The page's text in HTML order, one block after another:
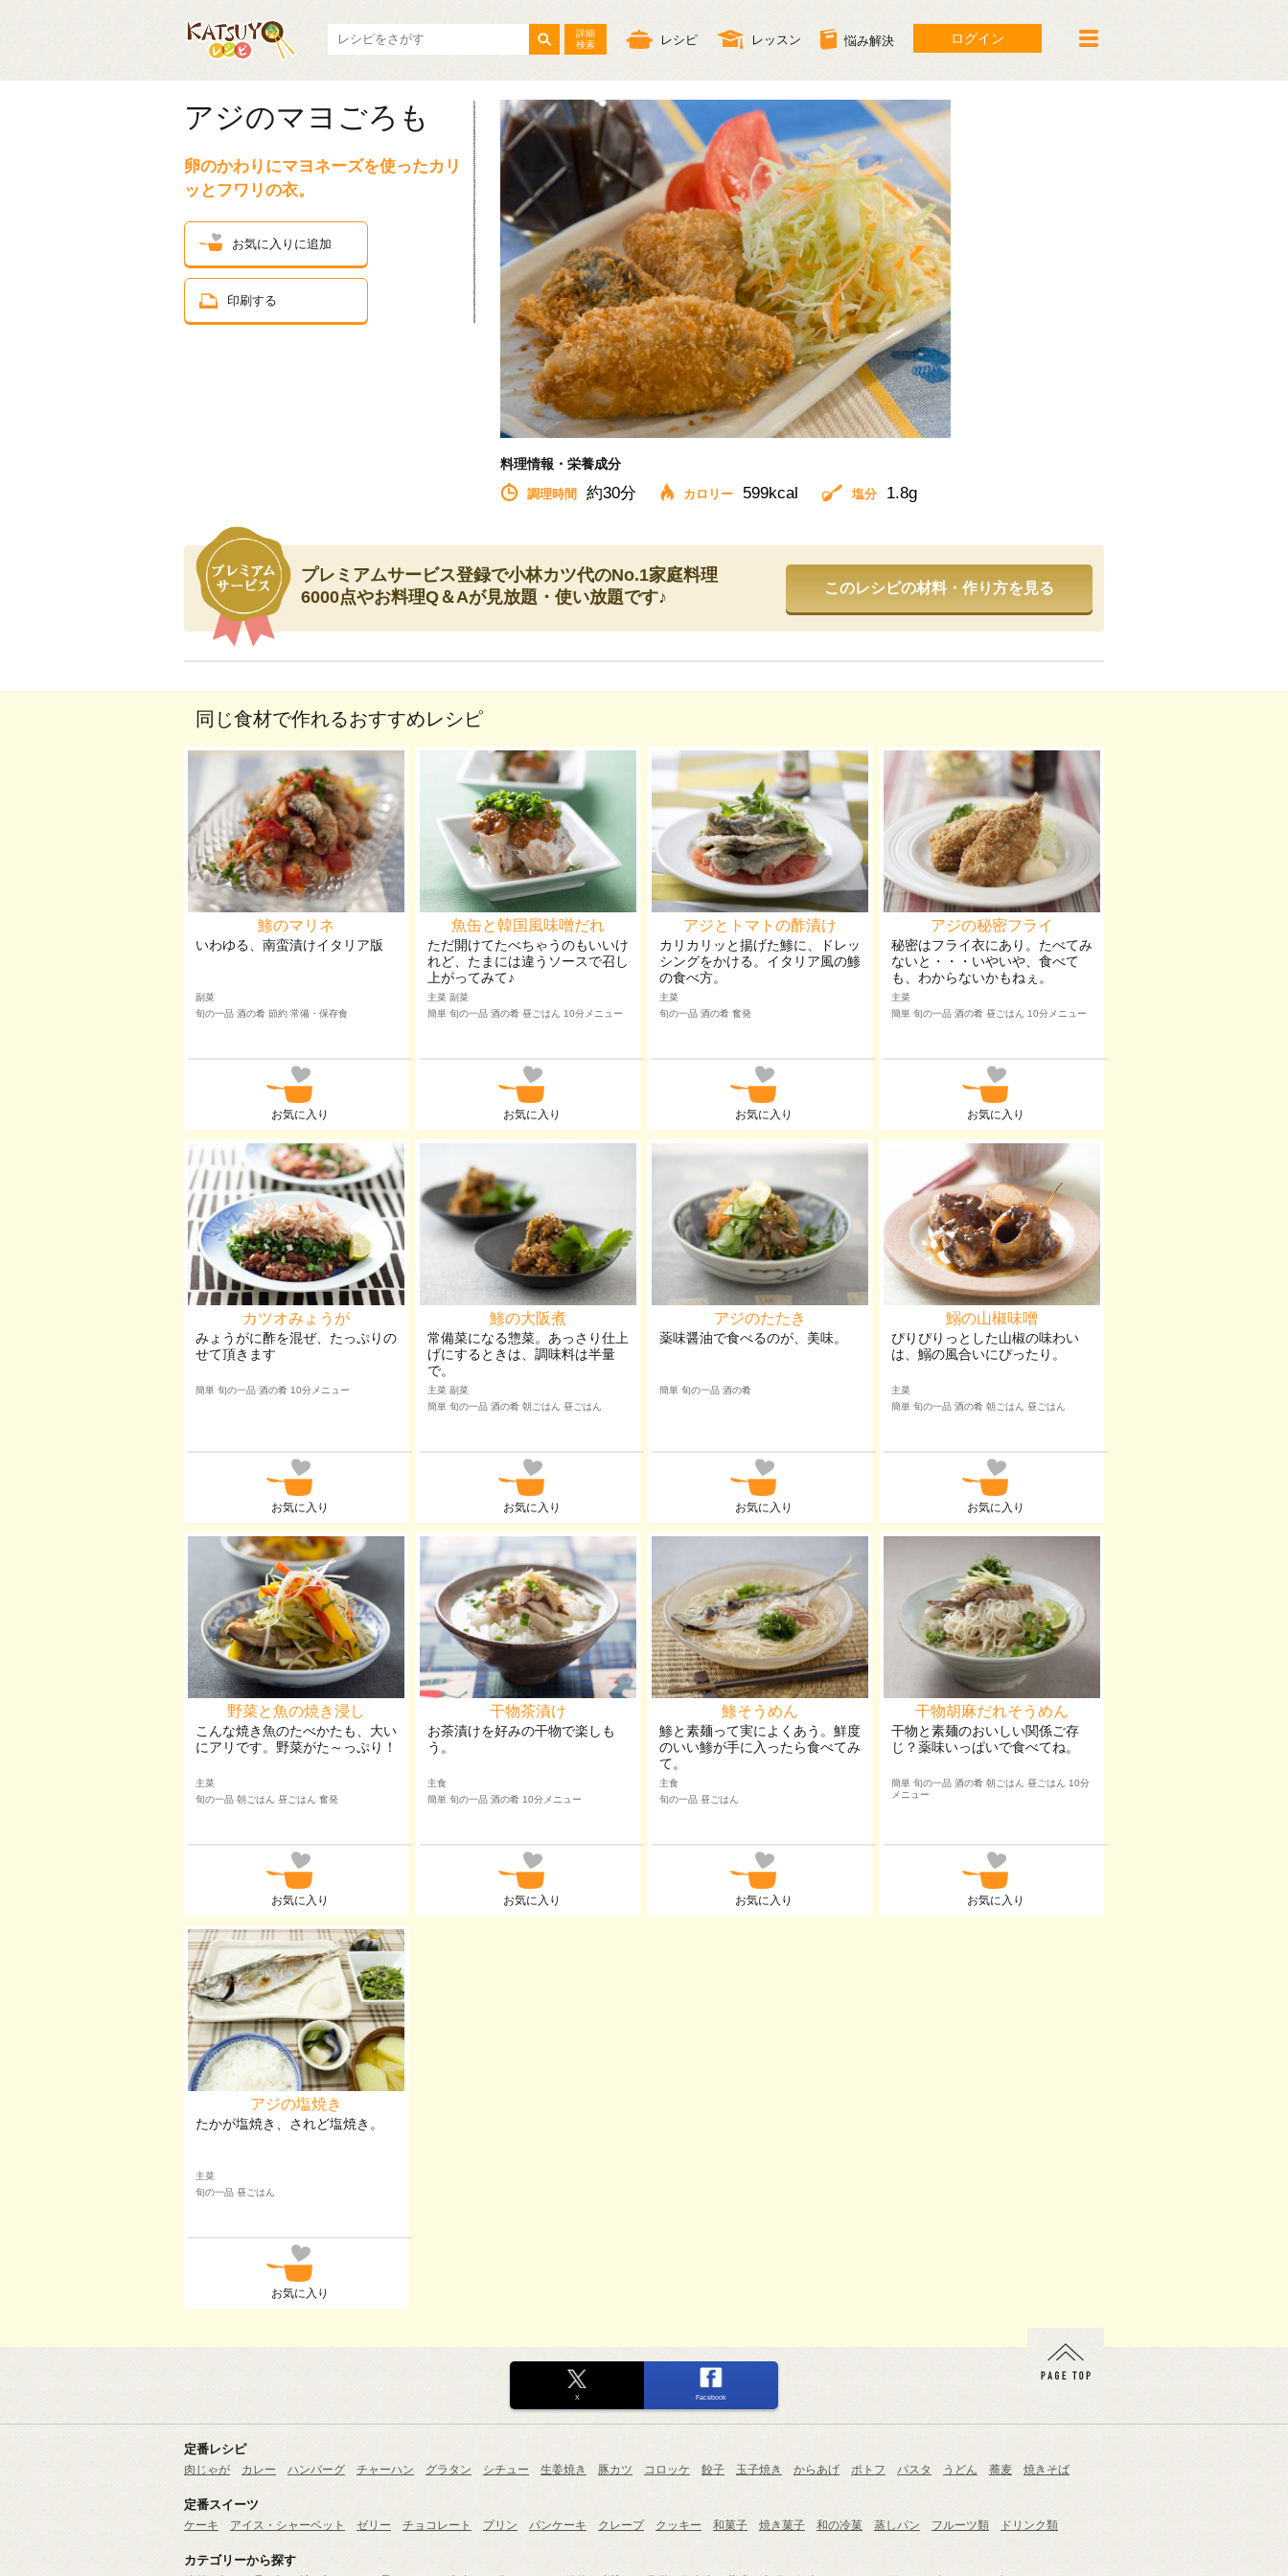
詳細
検索
レシピ レッスン 悩み解決 ログイン
アジのマヨごろも
卵のかわりにマヨネーズを使ったカリ
ッとフワリの衣。
お気に入りに追加
印刷する
料理情報・栄養成分
調理時間 約30分 カロリー 599kcal 塩分 1.8g
プレミアムサービス登録で小林カツ代のNo.1家庭料理
6000点やお料理Q＆Aが見放題・使い放題です♪
このレシピの材料・作り方を見る
同じ食材で作れるおすすめレシピ
鯵のマリネ
いわゆる、南蛮漬けイタリア版
副菜
旬の一品 酒の肴 節約 常備・保存食
お気に入り
魚缶と韓国風味噌だれ
ただ開けてたべちゃうのもいいけ
れど、たまには違うソースで召し
上がってみて♪
主菜 副菜
簡単 旬の一品 酒の肴 昼ごはん 10分メニュー
お気に入り
アジとトマトの酢漬け
カリカリッと揚げた鯵に、ドレッ
シングをかける。イタリア風の鯵
の食べ方。
主菜
旬の一品 酒の肴 奮発
お気に入り
アジの秘密フライ
秘密はフライ衣にあり。たべてみ
ないと・・・いやいや、食べて
も、わからないかもねぇ。
主菜
簡単 旬の一品 酒の肴 昼ごはん 10分メニュー
お気に入り
カツオみょうが
みょうがに酢を混ぜ、たっぷりの
せて頂きます
簡単 旬の一品 酒の肴 10分メニュー
お気に入り
鯵の大阪煮
常備菜になる惣菜。あっさり仕上
げにするときは、調味料は半量
で。
主菜 副菜
簡単 旬の一品 酒の肴 朝ごはん 昼ごはん
お気に入り
アジのたたき
薬味醤油で食べるのが、美味。
簡単 旬の一品 酒の肴
お気に入り
鰯の山椒味噌
ぴりぴりっとした山椒の味わい
は、鰯の風合いにぴったり。
主菜
簡単 旬の一品 酒の肴 朝ごはん 昼ごはん
お気に入り
野菜と魚の焼き浸し
こんな焼き魚のたべかたも、大い
にアリです。野菜がた～っぷり！
主菜
旬の一品 朝ごはん 昼ごはん 奮発
お気に入り
干物茶漬け
お茶漬けを好みの干物で楽しも
う。
主食
簡単 旬の一品 酒の肴 10分メニュー
お気に入り
鯵そうめん
鯵と素麺って実によくあう。鮮度
のいい鯵が手に入ったら食べてみ
て。
主食
旬の一品 昼ごはん
お気に入り
干物胡麻だれそうめん
干物と素麺のおいしい関係ご存
じ？薬味いっぱいで食べてね。
簡単 旬の一品 酒の肴 朝ごはん 昼ごはん 10分
メニュー
お気に入り
アジの塩焼き
たかが塩焼き、されど塩焼き。
主菜
旬の一品 昼ごはん
お気に入り
X Facebook
定番レシピ
肉じゃが カレー ハンバーグ チャーハン グラタン シチュー 生姜焼き 豚カツ コロッケ 餃子 玉子焼き からあげ ポトフ パスタ うどん 蕎麦 焼きそば
定番スイーツ
ケーキ アイス・シャーベット ゼリー チョコレート プリン パンケーキ クレープ クッキー 和菓子 焼き菓子 和の冷菓 蒸しパン フルーツ類 ドリンク類
カテゴリーから探す